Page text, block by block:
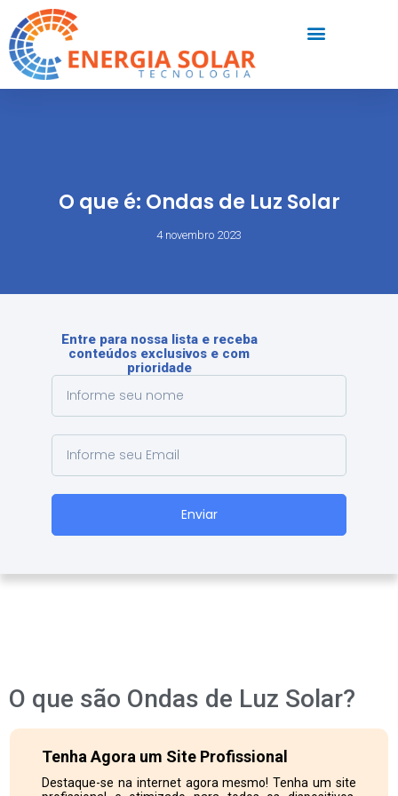
O que é: Ondas de Luz Solar
4 novembro 2023
Enviar
Entre para nossa lista e receba
conteúdos exclusivos e com
prioridade
O que são Ondas de Luz Solar?
Tenha Agora um Site Profissional
Destaque-se na internet agora mesmo! Tenha um site